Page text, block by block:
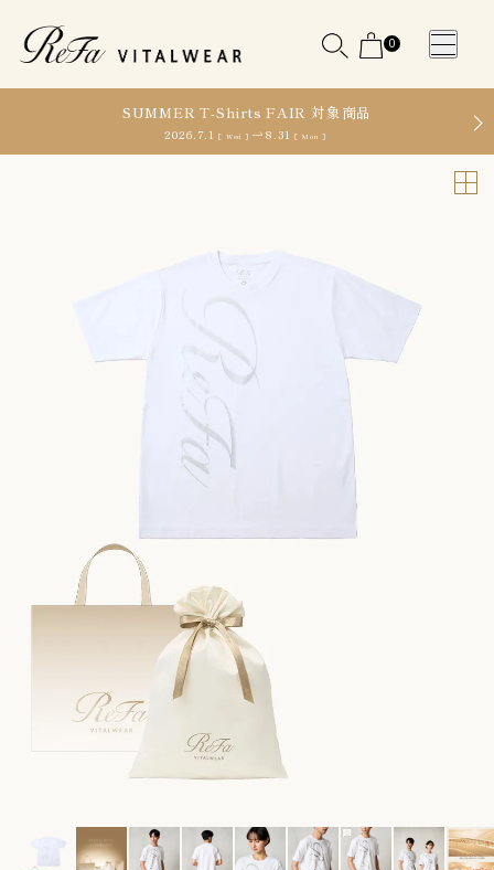
0
サリー
メディ
カル
サリー
メディ
カル
SUMMER T-Shirts FAIR 対象商品
2026.7.1 ［ Wed ］ 8.31 ［ Mon ］